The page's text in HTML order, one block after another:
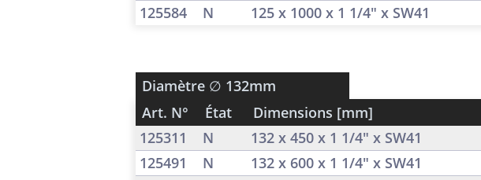
125584 N 125 x 1000 x 1 1/4" x SW41
Diamètre ∅ 132mm
Art. N°
État Dimensions [mm]
125311
N 132 x 450 x 1 1/4" x SW41
125491 N 132 x 600 x 1 1/4" x SW41